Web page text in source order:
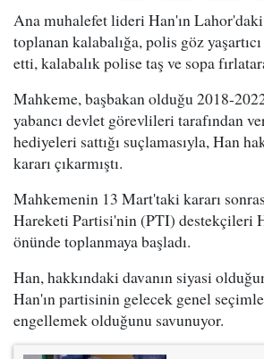
Ana muhalefet lideri Han'ın
toplanan kalabalığa, polis göz
etti, kalabalık polise taş ve sopa
Mahkeme, başbakan olduğu 2018-
yabancı devlet görevlileri tarafından
hediyeleri sattığı suçlamasıyla, Han
kararı çıkarmıştı.
Mahkemenin 13 Mart'taki kararı
Hareketi Partisi'nin (PTI) destekçileri
önünde toplanmaya başladı.
Han, hakkındaki davanın siyasi
Han'ın partisinin gelecek genel
engellemek olduğunu savunuyor.